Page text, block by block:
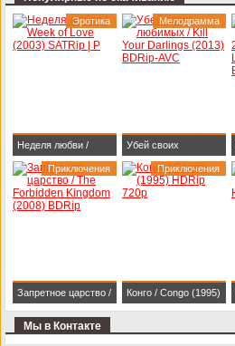
Неделя любви /
Week of Love (2003)
SATRip | P
Эротика
Убей своих
любимых / Kill Your
Darlings (2013)
Мелодрамма
Запретное царство /
The Forbidden
Приключения
Конго / Congo (1995)
Приключения
Мы в Контакте